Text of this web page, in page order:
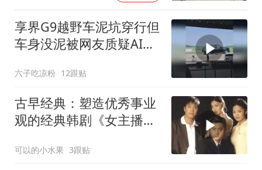
享界G9越野车泥坑穿行但
车身没泥被网友质疑AI，
六子吃凉粉 12跟贴
古早经典：塑造优秀事业
观的经典韩剧《女主播的
可以的小水果 3跟贴